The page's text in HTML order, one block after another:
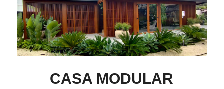
CASA MODULAR